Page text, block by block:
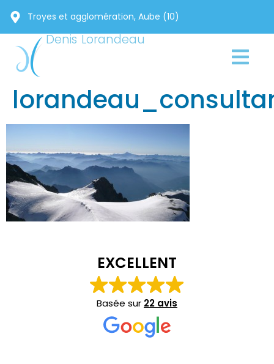
Troyes et agglomération, Aube (10)
Denis Lorandeau
EXCELLENT
Basée sur 22 avis